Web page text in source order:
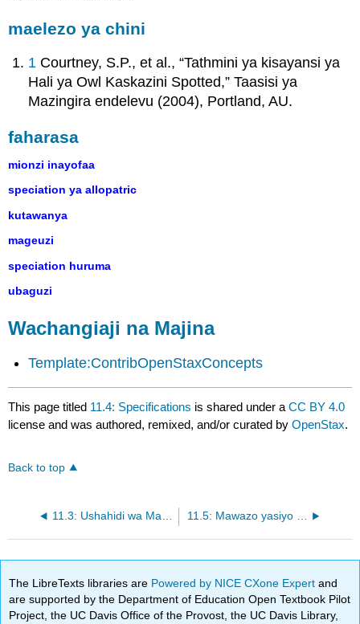
maelezo ya chini
1 Courtney, S.P., et al., “Tathmini ya kisayansi ya
Hali ya Owl Kaskazini Spotted,” Taasisi ya
Mazingira endelevu (2004), Portland, AU.
faharasa
mionzi inayofaa
speciation ya allopatric
kutawanya
mageuzi
speciation huruma
ubaguzi
Wachangiaji na Majina
Template:ContribOpenStaxConcepts
This page titled 11.4: Specifications is shared under aCC BY 4.0
license and was authored, remixed, and/or curated byOpenStax.
Back to top
11.3: Ushahidi wa Mageuzi 11.5: Mawazo yasiyo ya kawaida kuhusu Mageuzi
The LibreTexts libraries are Powered by NICE CXone Expertand
are supported by the Department of Education Open Textbook Pilot
Project, the UC Davis Office of the Provost, the UC Davis Library,